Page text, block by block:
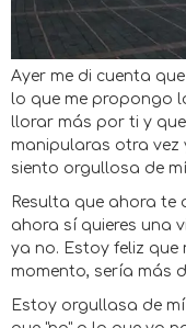
Ayer me di cuenta
lo que me propongo
llorar más por ti y
manipularas otra vez
siento orgullosa de
Resulta que ahora te
ahora sí quieres una
ya no. Estoy feliz que
momento, sería más
Estoy orgullasa de